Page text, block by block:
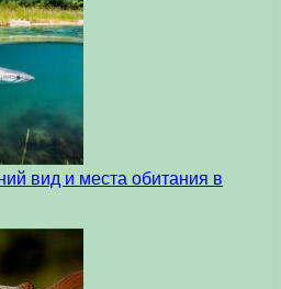
вид и места обитания в